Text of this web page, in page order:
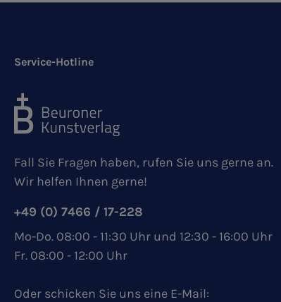
Service-Hotline
Fall Sie Fragen haben, rufen Sie uns gerne an.
Wir helfen Ihnen gerne!
+49 (0) 7466 / 17-228
Mo-Do. 08:00 - 11:30 Uhr und 12:30 - 16:00 Uhr
Fr. 08:00 - 12:00 Uhr
Oder schicken Sie uns eine E-Mail: